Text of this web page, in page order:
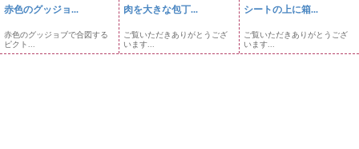
赤色のグッジョ...
赤色のグッジョブで合図する
ピクト...
肉を大きな包丁...
ご覧いただきありがとうござ
います...
シートの上に箱...
ご覧いただきありがとうござ
います...